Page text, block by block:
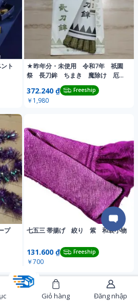
ト
★昨年分・未使用 令和7年 祇園
祭 長刀鉾 ちまき 魔除け 厄除
け 無病息災
372.240 ₫ Freeship
￥1,980
プ
七五三 帯揚げ 絞り 紫 和装小物
131.600 ₫ Freeship
￥700
Giỏ hàng Đăng nhập